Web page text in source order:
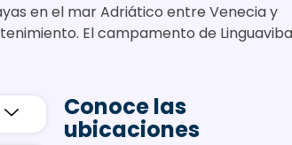
en el mar Adriático entre Venecia y
El campamento de Linguaviba
Conoce las
ubicaciones